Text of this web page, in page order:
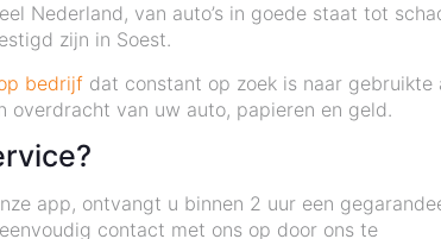
Nederland, van auto’s in goede staat tot
zijn in Soest.
bedrijf dat constant op zoek is naar
overdracht van uw auto, papieren en geld.
app, ontvangt u binnen 2 uur een
contact met ons op door ons te